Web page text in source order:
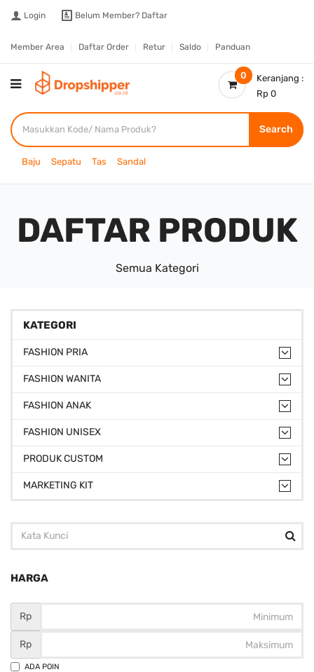
Login Belum Member? Daftar
Member Area Daftar Order Retur Saldo Panduan
0
Keranjang :
Rp 0
Search
Baju Sepatu Tas Sandal
DAFTAR PRODUK
Semua Kategori
KATEGORI
FASHION PRIA
FASHION WANITA
FASHION ANAK
FASHION UNISEX
PRODUK CUSTOM
MARKETING KIT
HARGA
Rp
Rp
ADA POIN